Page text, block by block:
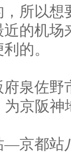
所以
的机
的。
泉佐
京阪
—京都站